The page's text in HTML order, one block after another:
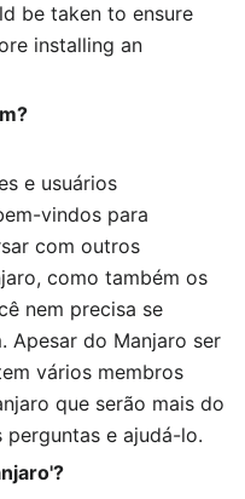
be taken to ensure
installing an
e usuários
vindos para
com outros
como também os
nem precisa se
Apesar do Manjaro ser
vários membros
que serão mais do
perguntas e ajudá-lo.